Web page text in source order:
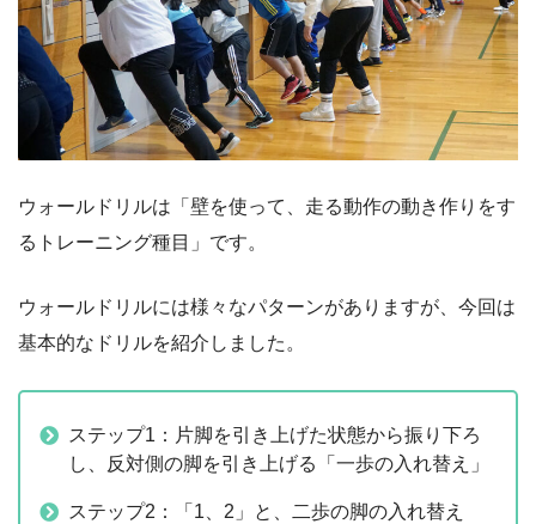
ウォールドリルは「壁を使って、走る動作の動き作りをす
るトレーニング種目」です。
ウォールドリルには様々なパターンがありますが、今回は
基本的なドリルを紹介しました。
ステップ1：片脚を引き上げた状態から振り下ろ
し、反対側の脚を引き上げる「一歩の入れ替え」
ステップ2：「1、2」と、二歩の脚の入れ替え